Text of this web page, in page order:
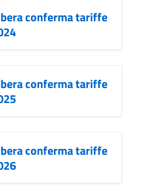
conferma tariffe
conferma tariffe
conferma tariffe